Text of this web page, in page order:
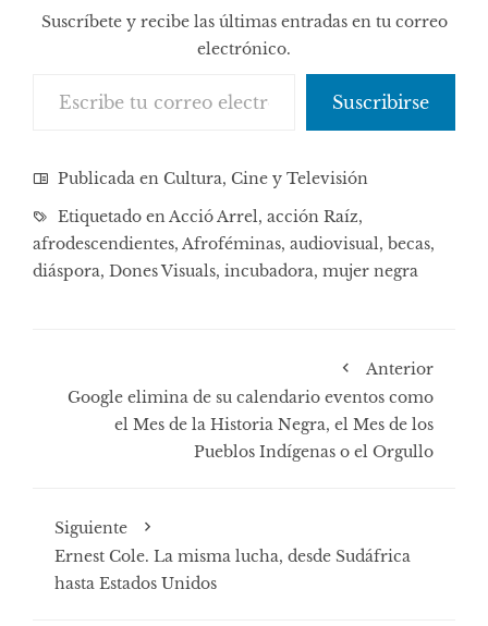
Suscríbete y recibe las últimas entradas en tu correo
electrónico.
Suscribirse
Publicada en Cultura, Cine y Televisión
Etiquetado enAcció Arrel, acción Raíz,
afrodescendientes, Afroféminas, audiovisual, becas,
diáspora, Dones Visuals, incubadora, mujer negra
Anterior
Google elimina de su calendario eventos como
el Mes de la Historia Negra, el Mes de los
Pueblos Indígenas o el Orgullo
Siguiente
Ernest Cole. La misma lucha, desde Sudáfrica
hasta Estados Unidos